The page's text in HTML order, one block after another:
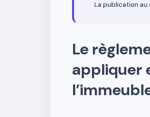
La publication
Le
appliquer